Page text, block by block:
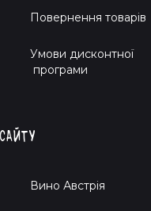
Повернення товарів
Умови дисконтної
програми
Вино Австрія